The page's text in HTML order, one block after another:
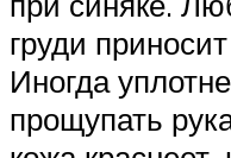
груди
Иногда
прощупать